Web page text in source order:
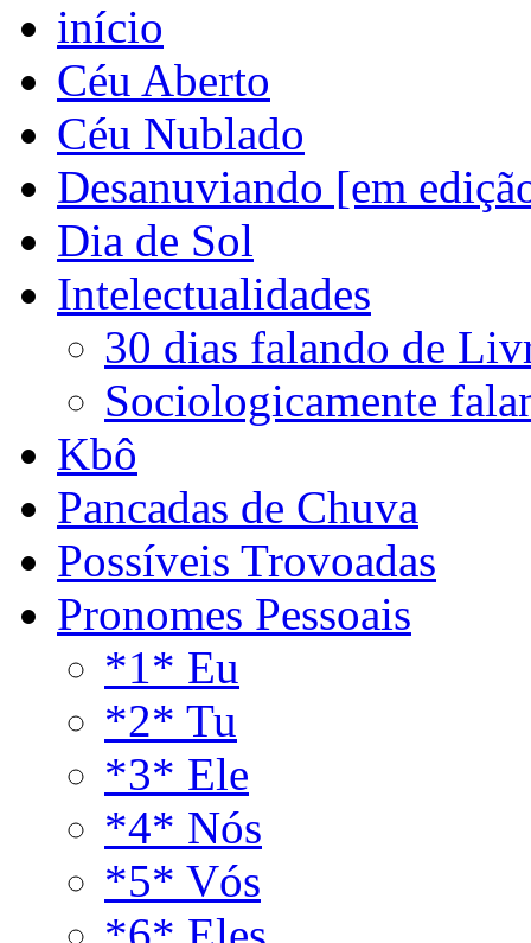
início
Céu Aberto
Céu Nublado
Desanuviando [em
Dia de Sol
Intelectualidades
30 dias falando de
Sociologicamente
Kbô
Pancadas de Chuva
Possíveis Trovoadas
Pronomes Pessoais
*1* Eu
*2* Tu
*3* Ele
*4* Nós
*5* Vós